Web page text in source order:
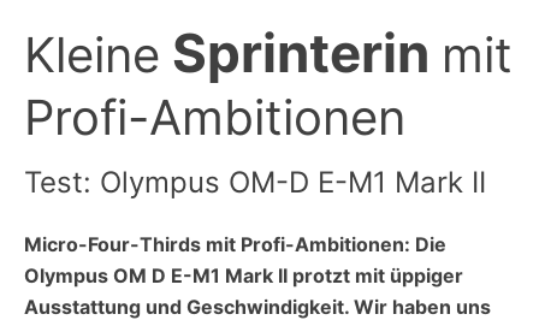
Kleine Sprinterin mit
Profi-Ambitionen
Test: Olympus OM-D E-M1 Mark II
Micro-Four-Thirds mit Profi-Ambitionen: Die
Olympus OM D E-M1 Mark II protzt mit üppiger
Ausstattung und Geschwindigkeit. Wir haben uns